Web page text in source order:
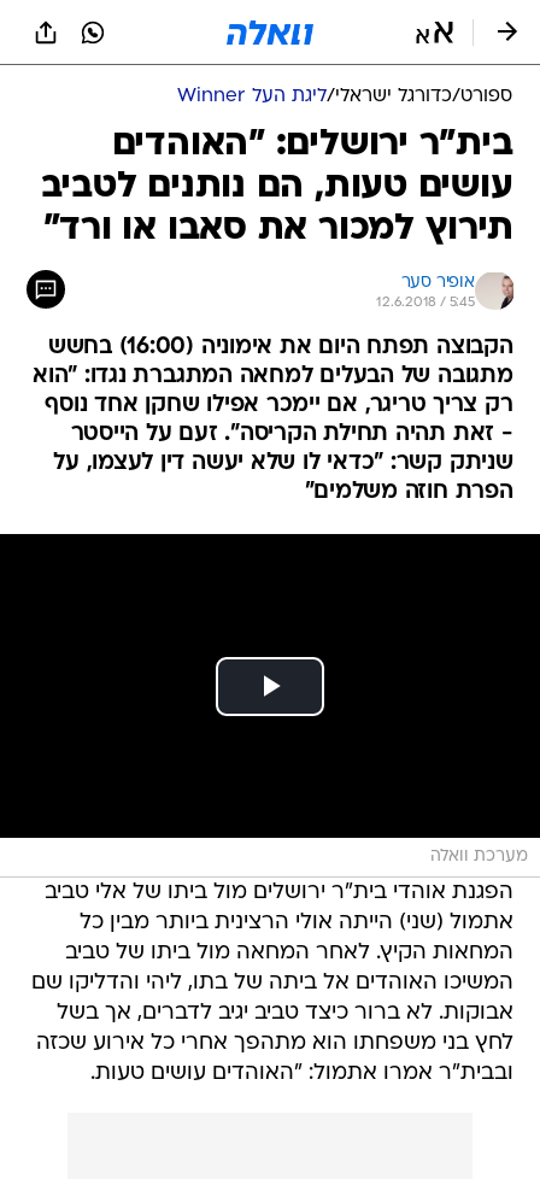
ספורט/כדורגל ישראלי/ליגת העל Winner
בית"ר ירושלים: "האוהדים
עושים טעות, הם נותנים לטביב
תירוץ למכור את סאבו או ורד"
אופיר סער
12.6.2018 / 5:45
הקבוצה תפתח היום את אימוניה (16:00) בחשש
מתגובה של הבעלים למחאה המתגברת נגדו: "הוא
רק צריך טריגר, אם יימכר אפילו שחקן אחד נוסף
- זאת תהיה תחילת הקריסה". זעם על הייסטר
שניתק קשר: "כדאי לו שלא יעשה דין לעצמו, על
הפרת חוזה משלמים"
מערכת וואלה
הפגנת אוהדי בית"ר ירושלים מול ביתו של אלי טביב
אתמול (שני) הייתה אולי הרצינית ביותר מבין כל
המחאות הקיץ. לאחר המחאה מול ביתו של טביב
המשיכו האוהדים אל ביתה של בתו, ליהי והדליקו שם
אבוקות. לא ברור כיצד טביב יגיב לדברים, אך בשל
לחץ בני משפחתו הוא מתהפך אחרי כל אירוע שכזה
ובבית"ר אמרו אתמול: "האוהדים עושים טעות.